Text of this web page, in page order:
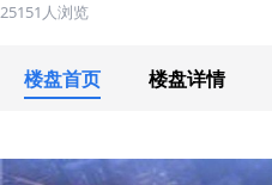
25151人浏览
楼盘首页 楼盘详情